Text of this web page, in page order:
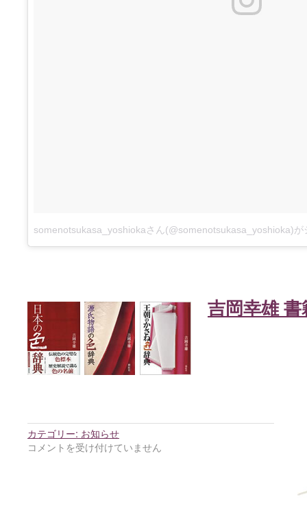
somenotsukasa_yoshiokaさん(@somenotsukasa_yoshioka)が
吉岡幸雄 書
カテゴリー: お知らせ
コメントを受け付けていません